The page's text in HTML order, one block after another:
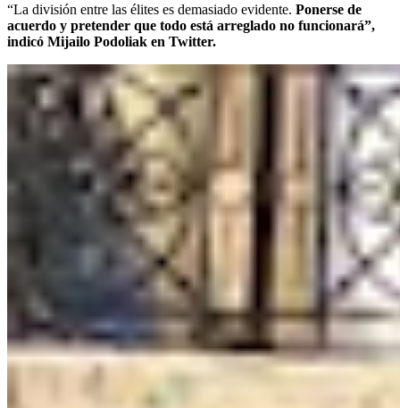
“La división entre las élites es demasiado evidente. Ponerse de
acuerdo y pretender que todo está arreglado no funcionará”,
indicó Mijailo Podoliak en Twitter.